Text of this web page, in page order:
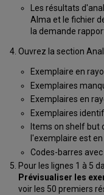
Les résultats
Alma et le fichier
la demande
Ouvrez la section
Exemplaire en
Exemplaires
Exemplaires en
Exemplaires
Items on shelf but
l'exemplaire est
Codes-barres
Pour les lignes 1 à 5
Prévisualiser les
voir les 50 premiers